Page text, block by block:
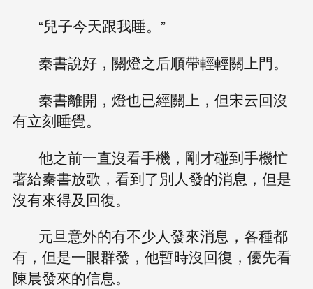
“兒子今天跟我睡。”
秦書說好，關燈之后順帶輕輕關上門。
秦書離開，燈也已經關上，但宋云回沒
有立刻睡覺。
他之前一直沒看手機，剛才碰到手機忙
著給秦書放歌，看到了別人發的消息，但是
沒有來得及回復。
元旦意外的有不少人發來消息，各種都
有，但是一眼群發，他暫時沒回復，優先看
陳晨發來的信息。